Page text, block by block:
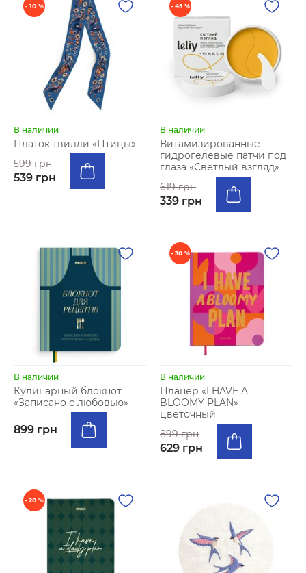
- 10 %
В наличии
Платок твилли «Птицы»
599 грн
539 грн
- 45 %
В наличии
Витамизированные
гидрогелевые патчи под
глаза «Светлый взгляд»
619 грн
339 грн
В наличии
Кулинарный блокнот
«Записано с любовью»
899 грн
- 30 %
В наличии
Планер «I HAVE A
BLOOMY PLAN»
цветочный
899 грн
629 грн
- 20 %